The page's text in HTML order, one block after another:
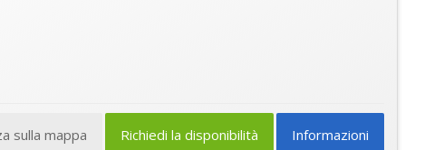
Informazioni
Richiedi la disponibilità
sulla mappa